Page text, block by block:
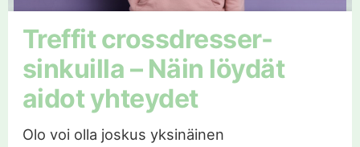
Treffit crossdresser-
sinkuilla – Näin löydät
aidot yhteydet
Olo voi olla joskus yksinäinen